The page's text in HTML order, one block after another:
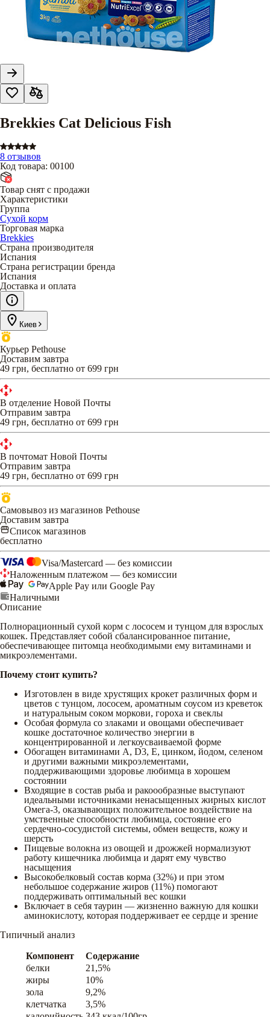
Brekkies Cat Delicious Fish
8 отзывов
Код товара: 00100
Товар снят с продажи
Характеристики
Группа
Сухой корм
Торговая марка
Brekkies
Страна производителя
Испания
Страна регистрации бренда
Испания
Доставка и оплата
Киев
Курьер Pethouse
Доставим завтра
49 грн, бесплатно от 699 грн
В отделение Новой Почты
Отправим завтра
49 грн, бесплатно от 699 грн
В почтомат Новой Почты
Отправим завтра
49 грн, бесплатно от 699 грн
Самовывоз из магазинов Pethouse
Доставим завтра
Список магазинов
бесплатно
Visa/Mastercard — без комиссии
Наложенным платежом — без комиссии
Apple Pay или Google Pay
Наличными
Описание
Полнорационный сухой корм с лососем и тунцом для взрослых
кошек. Представляет собой сбалансированное питание,
обеспечивающее питомца необходимыми ему витаминами и
микроэлементами.
Почему стоит купить?
Изготовлен в виде хрустящих крокет различных форм и
цветов с тунцом, лососем, ароматным соусом из креветок
и натуральным соком моркови, гороха и свеклы
Особая формула со злаками и овощами обеспечивает
кошке достаточное количество энергии в
концентрированной и легкоусваиваемой форме
Обогащен витаминами A, D3, E, цинком, йодом, селеном
и другими важными микроэлементами,
поддерживающими здоровье любимца в хорошем
состоянии
Входящие в состав рыба и ракоообразные выступают
идеальными источниками ненасыщенных жирных кислот
Омега-3, оказывающих положительное воздействие на
умственные способности любимца, состояние его
сердечно-сосудистой системы, обмен веществ, кожу и
шерсть
Пищевые волокна из овощей и дрожжей нормализуют
работу кишечника любимца и дарят ему чувство
насыщения
Высокобелковый состав корма (32%) и при этом
небольшое содержание жиров (11%) помогают
поддерживать оптимальный вес кошки
Включает в себя таурин — жизненно важную для кошки
аминокислоту, которая поддерживает ее сердце и зрение
Типичный анализ
Компонент
Содержание
белки
21,5%
жиры
10%
зола
9,2%
клетчатка
3,5%